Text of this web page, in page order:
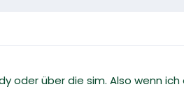
oder über die sim. Also wenn